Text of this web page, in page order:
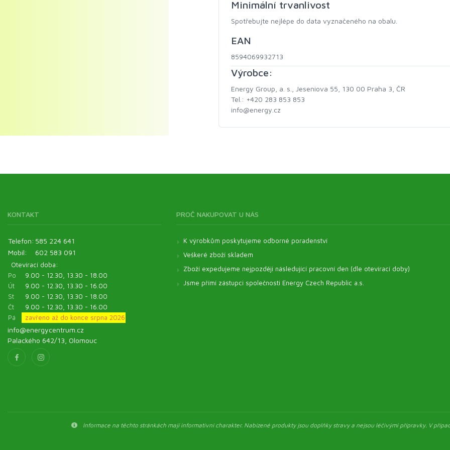
Minimální trvanlivost
Spotřebujte nejlépe do data vyznačeného na obalu.
EAN
8594069932713
Výrobce:
Energy Group, a. s., Jeseniova 55, 130 00 Praha 3, ČR
Tel.: +420 283 853 853
info@energy.cz
KONTAKT
Telefon: 585 224 641
Mobil:
602 583 091
Otevírací doba:
Po
9.00 - 12.30, 13.30 - 18.00
Út
9.00 - 12.30, 13.30 - 16.00
St
9.00 - 12.30, 13.30 - 18.00
Čt
9.00 - 12.30, 13.30 - 16.00
Pá
zavřeno až do konce srpna 2026
info@energycentrum.cz
Palackého 642/13, Olomouc
PROČ NAKUPOVAT U NÁS
K výrobkům poskytujeme odborné poradenství
Veškeré zboží skladem
Zboží expedujeme nejpozději následující pracovní den (dle otevírací doby)
Jsme přímí zástupci společnosti Energy Czech Republic a.s.
Informace na těchto stránkách mají informativní charakter. Nabízené produkty jsou doplňky stravy a nejsou léčivými přípravky. V